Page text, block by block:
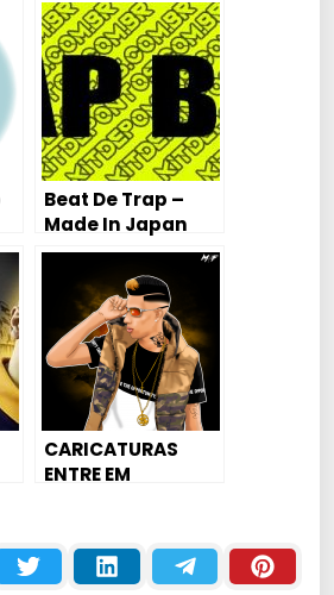
Beat De Trap –
Made In Japan
CARICATURAS
ENTRE EM